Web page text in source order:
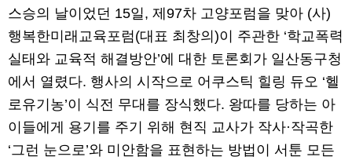
스승의 날이었던 15일, 제97차 고양포럼을 맞아 (사)
행복한미래교육포럼(대표 최창의)이 주관한 ‘학교폭력
실태와 교육적 해결방안’에 대한 토론회가 일산동구청
에서 열렸다. 행사의 시작으로 어쿠스틱 힐링 듀오 ‘헬
로유기농’이 식전 무대를 장식했다. 왕따를 당하는 아
이들에게 용기를 주기 위해 현직 교사가 작사·작곡한
‘그런 눈으로’와 미안함을 표현하는 방법이 서툰 모든